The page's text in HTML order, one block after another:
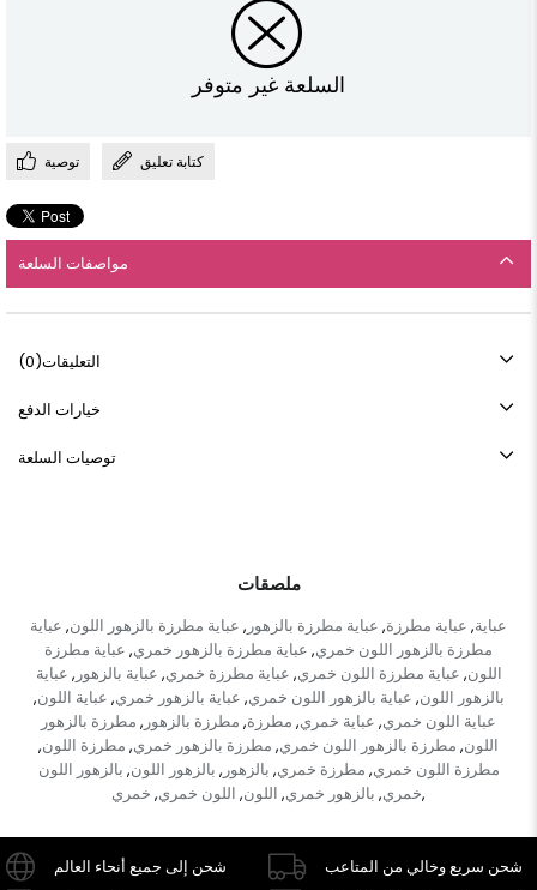
السلعة غير متوفر
توصية كتابة تعليق
مواصفات السلعة
التعليقات(0)
خيارات الدفع
توصيات السلعة
ملصقات
عباية, عباية مطرزة, عباية مطرزة بالزهور , عباية مطرزة بالزهور اللون, عباية
مطرزة بالزهور اللون خمري, عباية مطرزة بالزهور خمري, عباية مطرزة
اللون, عباية مطرزة اللون خمري, عباية مطرزة خمري, عباية بالزهور , عباية
بالزهور اللون, عباية بالزهور اللون خمري, عباية بالزهور خمري, عباية اللون,
عباية اللون خمري, عباية خمري, مطرزة, مطرزة بالزهور , مطرزة بالزهور
اللون, مطرزة بالزهور اللون خمري, مطرزة بالزهور خمري, مطرزة اللون,
مطرزة اللون خمري, مطرزة خمري, بالزهور , بالزهور اللون, بالزهور اللون
خمري, بالزهور خمري, اللون, اللون خمري, خمري ,
شحن إلى جميع أنحاء العالم
شحن سريع وخالي من المتاعب